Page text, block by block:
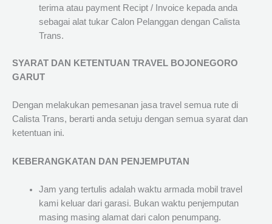
terima atau payment Recipt / Invoice kepada anda
sebagai alat tukar Calon Pelanggan dengan Calista
Trans.
SYARAT DAN KETENTUAN TRAVEL BOJONEGORO
GARUT
Dengan melakukan pemesanan jasa travel semua rute di
Calista Trans, berarti anda setuju dengan semua syarat dan
ketentuan ini.
KEBERANGKATAN DAN PENJEMPUTAN
Jam yang tertulis adalah waktu armada mobil travel
kami keluar dari garasi. Bukan waktu penjemputan
masing masing alamat dari calon penumpang.